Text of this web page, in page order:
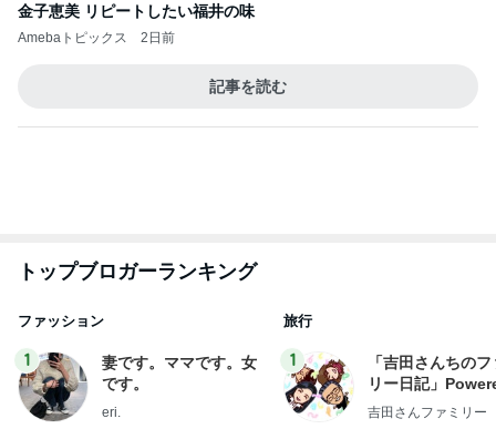
金子恵美 リピートしたい福井の味
Amebaトピックス 2日前
記事を読む
トップブロガーランキング
ファッション
1
妻です。ママです。女
です。
eri.
旅行
1
「吉田さんちの
リー日記」
y Ameba 吉田さ
吉田さんファミリー